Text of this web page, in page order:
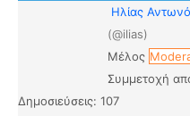
Ηλίας
(@ilias)
Μέλος
Συμμετοχή
Δημοσιεύσεις: 107